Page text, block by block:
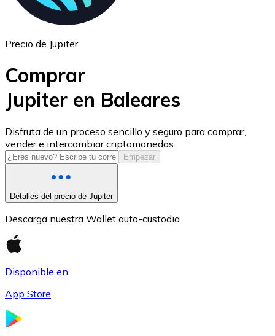
USD Coin
USDC
Precio de Jupiter
Comprar
Jupiter en Baleares
Disfruta de un proceso sencillo y seguro para comprar,
vender e intercambiar criptomonedas.
Empezar
Detalles del precio de Jupiter
Descarga nuestra Wallet auto-custodia
Disponible en
App Store